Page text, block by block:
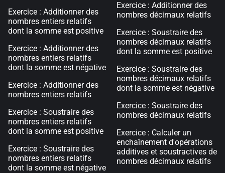
Exercice : Additionner des
nombres entiers relatifs
dont la somme est positive
Exercice : Additionner des
nombres entiers relatifs
dont la somme est négative
Exercice : Additionner des
nombres entiers relatifs
Exercice : Soustraire des
nombres entiers relatifs
dont la somme est positive
Exercice : Soustraire des
nombres entiers relatifs
dont la somme est négative
Exercice : Additionner des
nombres décimaux relatifs
Exercice : Soustraire des
nombres décimaux relatifs
dont la somme est positive
Exercice : Soustraire des
nombres décimaux relatifs
dont la somme est négative
Exercice : Soustraire des
nombres décimaux relatifs
Exercice : Calculer un
enchaînement d'opérations
additives et soustractives de
nombres décimaux relatifs